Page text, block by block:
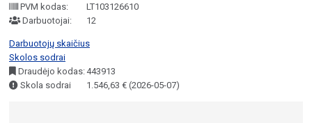
PVM kodas:
LT103126610
Darbuotojai:
12
Darbuotojų skaičius
Skolos sodrai
Draudėjo kodas:443913
Skola sodrai
1.546,63 € (2026-05-07)